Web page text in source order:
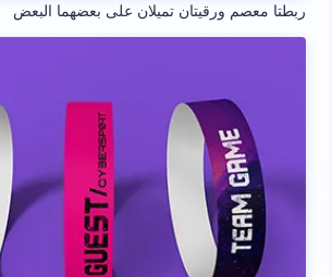
ربطتا معصم ورقيتان تميلان على بعضهما البعض